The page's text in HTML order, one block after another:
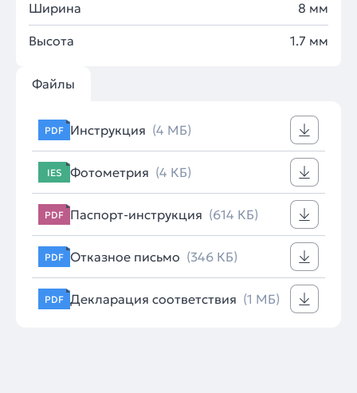
Ширина 8 мм
Высота 1.7 мм
Файлы
PDF Инструкция (4 МБ)
IES Фотометрия (4 КБ)
PDF Паспорт-инструкция (614 КБ)
PDF Отказное письмо (346 КБ)
PDF Декларация соответствия (1 МБ)